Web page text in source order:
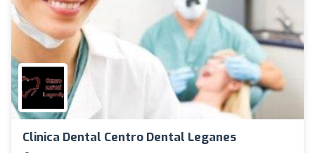
Clinica Dental Centro Dental Leganes